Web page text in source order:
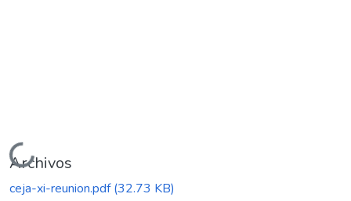
Cargando...
Archivos
ceja-xi-reunion.pdf(32.73 KB)